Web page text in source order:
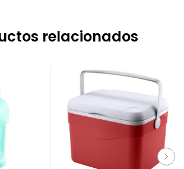
relacionados